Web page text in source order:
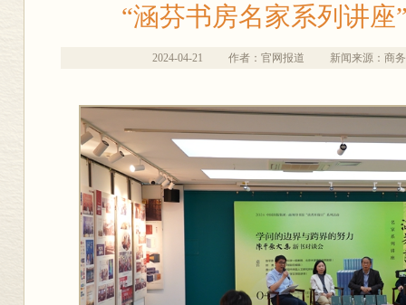
“涵芬书房名家系列讲座
2024-04-21 作者：官网报道 新闻来源：商